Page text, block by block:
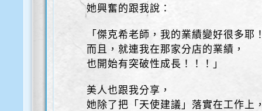
她興奮的跟我說：
「傑克希老師，我的業績變好很多耶
而且，就連我在那家分店的業績，
也開始有突破性成長！！！」
美人也跟我分享，
她除了把「天使建議」落實在工作上